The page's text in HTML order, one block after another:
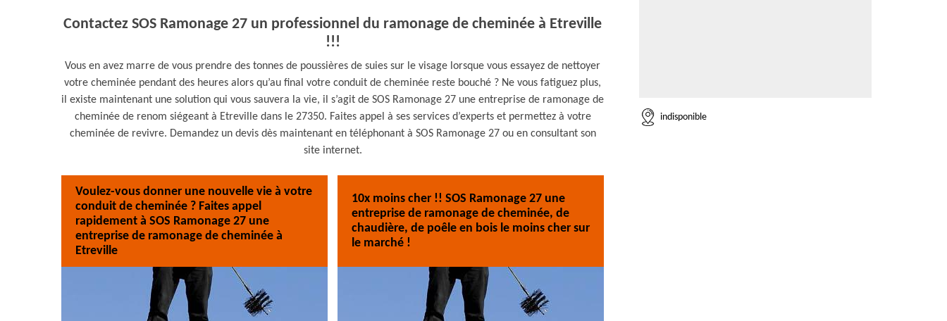
Contactez SOS Ramonage 27 un professionnel du ramonage de cheminée à Etreville
!!!
Vous en avez marre de vous prendre des tonnes de poussières de suies sur le visage lorsque vous essayez de nettoyer
votre cheminée pendant des heures alors qu’au final votre conduit de cheminée reste bouché ? Ne vous fatiguez plus,
il existe maintenant une solution qui vous sauvera la vie, il s’agit de SOS Ramonage 27 une entreprise de ramonage de
cheminée de renom siégeant à Etreville dans le 27350. Faites appel à ses services d’experts et permettez à votre
cheminée de revivre. Demandez un devis dès maintenant en téléphonant à SOS Ramonage 27 ou en consultant son
site internet.
Voulez-vous donner une nouvelle vie à votre
conduit de cheminée ? Faites appel
rapidement à SOS Ramonage 27 une
entreprise de ramonage de cheminée à
Etreville
10x moins cher !! SOS Ramonage 27 une
entreprise de ramonage de cheminée, de
chaudière, de poêle en bois le moins cher sur
le marché !
indisponible